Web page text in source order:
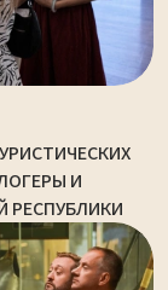
И
РЕСПУБЛИКИ